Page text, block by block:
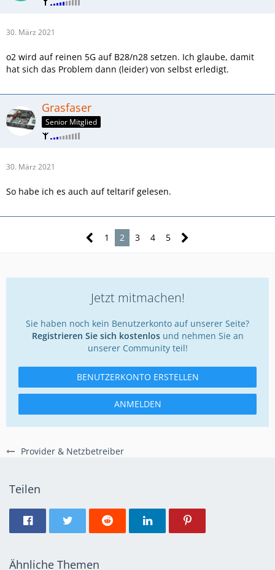
Provider & Netzbetreiber
30. März 2021
o2 wird auf reinen 5G auf B28/n28 setzen. Ich glaube, damit
hat sich das Problem dann (leider) von selbst erledigt.
Grasfaser
Senior Mitglied
30. März 2021
So habe ich es auch auf teltarif gelesen.
1 2 3 4 5
Jetzt mitmachen!
Sie haben noch kein Benutzerkonto auf unserer Seite?
Registrieren Sie sich kostenlosund nehmen Sie an
unserer Community teil!
BENUTZERKONTO ERSTELLEN
ANMELDEN
Teilen
Ähnliche Themen